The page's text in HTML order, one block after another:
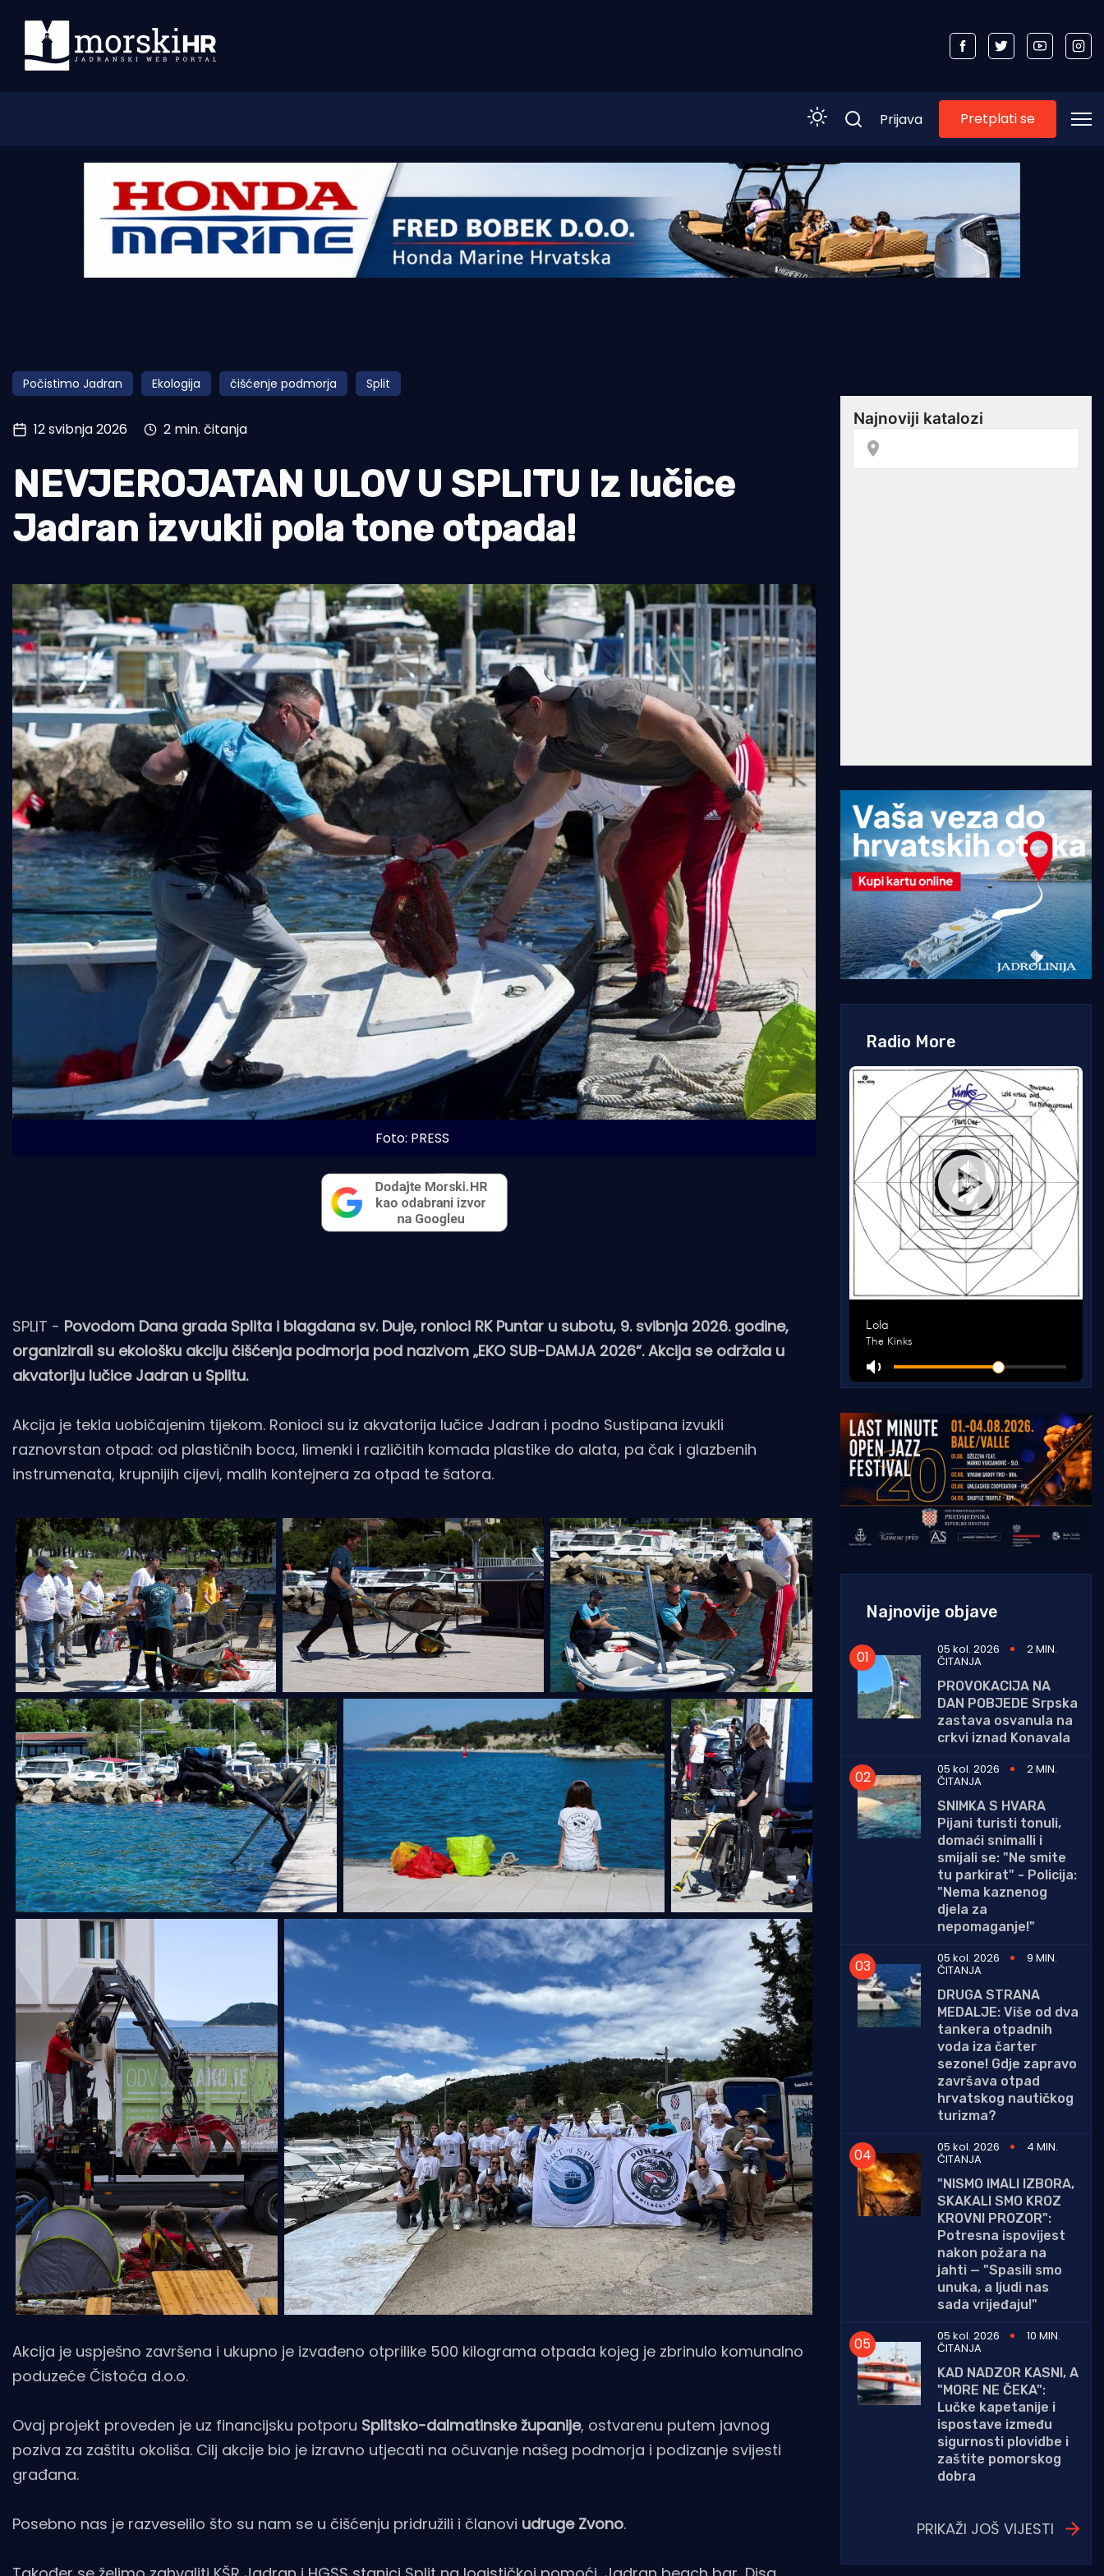
Morski plus
Pomorstvo
Ribolov
Tradicija i kultura
Prijava Pretplati se
Počistimo Jadran Ekologija čišćenje podmorja Split
12 svibnja 2026 2 min. čitanja
NEVJEROJATAN ULOV U SPLITU Iz lučice
Jadran izvukli pola tone otpada!
Foto: PRESS
SPLIT - Povodom Dana grada Splita i blagdana sv. Duje, ronioci RK Puntar u subotu, 9. svibnja 2026. godine,
organizirali su ekološku akciju čišćenja podmorja pod nazivom „EKO SUB-DAMJA 2026“. Akcija se održala u
akvatoriju lučice Jadran u Splitu.
Akcija je tekla uobičajenim tijekom. Ronioci su iz akvatorija lučice Jadran i podno Sustipana izvukli
raznovrstan otpad: od plastičnih boca, limenki i različitih komada plastike do alata, pa čak i glazbenih
instrumenata, krupnijih cijevi, malih kontejnera za otpad te šatora.
Akcija je uspješno završena i ukupno je izvađeno otprilike 500 kilograma otpada kojeg je zbrinulo komunalno
poduzeće Čistoća d.o.o.
Ovaj projekt proveden je uz financijsku potporu Splitsko-dalmatinske županije, ostvarenu putem javnog
poziva za zaštitu okoliša. Cilj akcije bio je izravno utjecati na očuvanje našeg podmorja i podizanje svijesti
građana.
Posebno nas je razveselilo što su nam se u čišćenju pridružili i članovi udruge Zvono.
Radio More
Najnovije objave
05 kol. 2026 2 MIN.
ČITANJA
PROVOKACIJA NA
DAN POBJEDE Srpska
zastava osvanula na
crkvi iznad Konavala
05 kol. 2026
2 MIN.
ČITANJA
SNIMKA S HVARA
Pijani turisti tonuli,
domaći snimalli i
smijali se: "Ne smite
tu parkirat" - Policija:
"Nema kaznenog
djela za
nepomaganje!"
05 kol. 2026
9 MIN.
ČITANJA
DRUGA STRANA
MEDALJE: Više od dva
tankera otpadnih
voda iza čarter
sezone! Gdje zapravo
završava otpad
hrvatskog nautičkog
turizma?
05 kol. 2026
4 MIN.
ČITANJA
"NISMO IMALI IZBORA,
SKAKALI SMO KROZ
KROVNI PROZOR":
Potresna ispovijest
nakon požara na
jahti — "Spasili smo
unuka, a ljudi nas
sada vrijeđaju!"
05 kol. 2026
10 MIN.
ČITANJA
KAD NADZOR KASNI, A
"MORE NE ČEKA":
Lučke kapetanije i
ispostave između
sigurnosti plovidbe i
zaštite pomorskog
dobra
PRIKAŽI JOŠ VIJESTI